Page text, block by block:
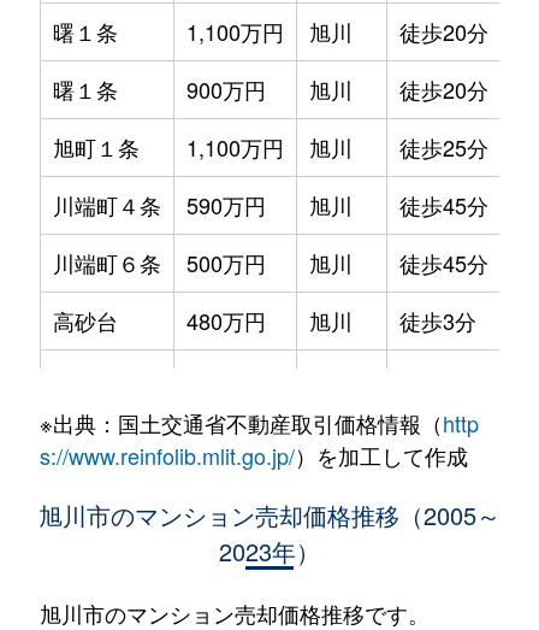
曙１条
1,100万円 旭川 徒歩20分
曙１条
900万円 旭川 徒歩20分
旭町１条
1,100万円 旭川 徒歩25分
川端町４条
590万円 旭川 徒歩45分
川端町６条
500万円 旭川 徒歩45分
高砂台
480万円 旭川 徒歩3分
錦町
850万円 旭川 徒歩45分
1,700万円
北門町
1,700万円 旭川 徒歩45分
※出典：国土交通省不動産取引価格情報（http
s://www.reinfolib.mlit.go.jp/）を加工して作成
旭川市のマンション売却価格推移（2005～
2023年）
旭川市のマンション売却価格推移です。